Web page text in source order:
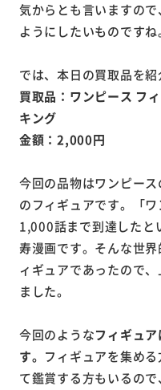
気からとも言いますの
ようにしたいものですね
では、本日の買取品を紹
買取品：ワンピース フ
キング
金額：2,000円
今回の品物はワンピース
のフィギュアです。「
1,000話まで到達したと
寿漫画です。そんな世
ィギュアであったので
ました。
今回のようなフィギュ
す。 フィギュアを集め
て鑑賞する方もいるの